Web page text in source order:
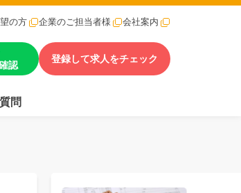
の方 企業のご担当者様 会社案内
認
登録して求人をチェック
問